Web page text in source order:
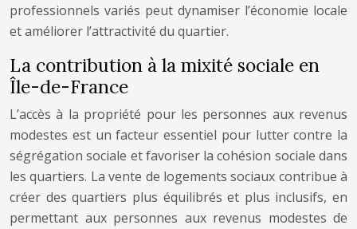
professionnels variés peut dynamiser l’économie locale
et améliorer l’attractivité du quartier.
La contribution à la mixité sociale en
Île-de-France
L’accès à la propriété pour les personnes aux revenus
modestes est un facteur essentiel pour lutter contre la
ségrégation sociale et favoriser la cohésion sociale dans
les quartiers. La vente de logements sociaux contribue à
créer des quartiers plus équilibrés et plus inclusifs, en
permettant aux personnes aux revenus modestes de